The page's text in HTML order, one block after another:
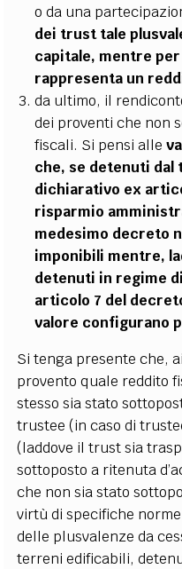
o da una
dei trust tale
capitale, mentre
rappresenta un
da ultimo, il
dei proventi che non
fiscali. Si pensi alle
che, se detenuti
dichiarativo ex
risparmio
medesimo decreto
imponibili mentre,
detenuti in regime
articolo 7 del
valore configurano
Si tenga presente che,
provento quale reddito
stesso sia stato
trustee (in caso di
(laddove il trust sia
sottoposto a ritenuta
che non sia stato
virtù di specifiche
delle plusvalenze da
terreni edificabili,